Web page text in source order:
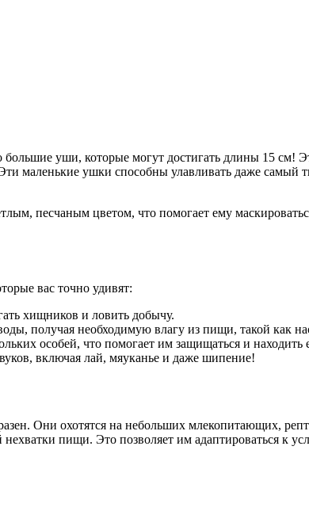
уши, которые могут достигать длины 15
маленькие ушки способны улавливать даже
песчаным цветом, что помогает ему
вас точно удивят:
хищников и ловить добычу.
получая необходимую влагу из пищи, такой как
особей, что помогает им защищаться и находить
включая лай, мяуканье и даже шипение!
Они охотятся на небольших млекопитающих,
пищи. Это позволяет им адаптироваться к